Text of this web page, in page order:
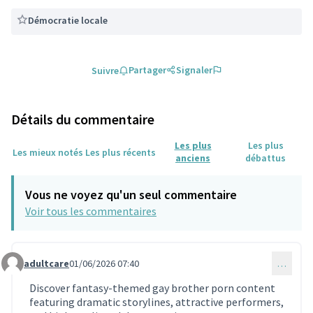
Démocratie locale
Suivre Partager Signaler
Détails du commentaire
Les mieux notés Les plus récents
Les plus
anciens
Les plus
débattus
Vous ne voyez qu'un seul commentaire
Voir tous les commentaires
Commentaire 2363
adultcare01/06/2026 07:40 …
Discover fantasy-themed gay brother porn content
featuring dramatic storylines, attractive performers,